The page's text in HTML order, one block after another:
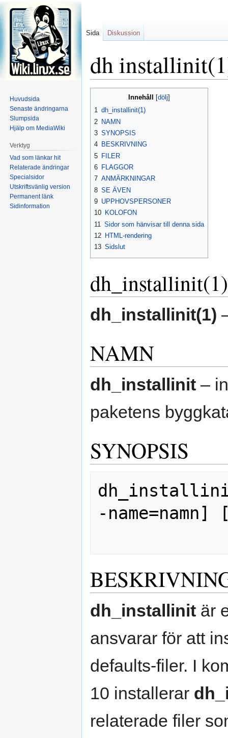
dh
navigering
Innehåll
1 dh_installinit(1)
2 NAMN
3 SYNOPSIS
4 BESKRIVNING
5 FILER
6 FLAGGOR
7 ANMÄRKNINGAR
8 SE ÄVEN
9 UPPHOVSPERSONER
10 KOLOFON
11 Sidor som hänvisar till denna sida
12 HTML-rendering
13 Sidslut
dh_installinit(1)
dh_installinit(1)
NAMN
dh_installinit –
paketens
SYNOPSIS
-
dh_installinit är
ansvarar för att
defaults-filer. I
10 installerar
relaterade filer
Sida Diskussion
Huvudsida
Senaste ändringarna
Slumpsida
Hjälp om MediaWiki
Verktyg
Vad som länkar hit
Relaterade ändringar
Specialsidor
Utskriftsvänlig version
Permanent länk
Sidinformation